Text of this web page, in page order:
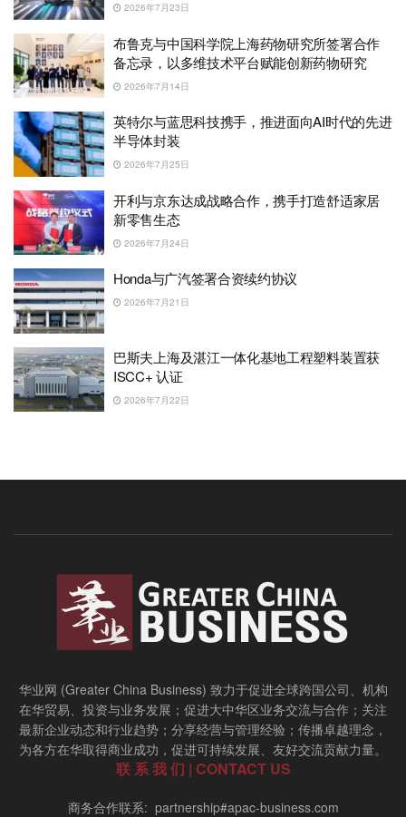
2026年7月23日
布鲁克与中国科学院上海药物研究所签署合作
备忘录，以多维技术平台赋能创新药物研究
2026年7月14日
英特尔与蓝思科技携手，推进面向AI时代的先进
半导体封装
2026年7月25日
开利与京东达成战略合作，携手打造舒适家居
新零售生态
2026年7月24日
Honda与广汽签署合资续约协议
2026年7月21日
巴斯夫上海及湛江一体化基地工程塑料装置获
ISCC+ 认证
2026年7月22日
华业网 (Greater China Business) 致力于促进全球跨国公司、机构
在华贸易、投资与业务发展；促进大中华区业务交流与合作；关注
最新企业动态和行业趋势；分享经营与管理经验；传播卓越理念，
为各方在华取得商业成功，促进可持续发展、友好交流贡献力量。
联 系 我 们 | CONTACT US
商务合作联系: partnership#apac-business.com